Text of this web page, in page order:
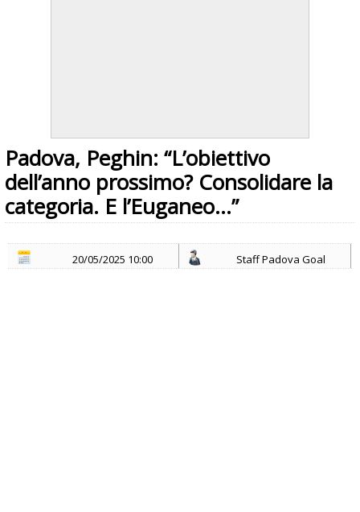
Padova, Peghin: “L’obiettivo
dell’anno prossimo? Consolidare la
categoria. E l’Euganeo…”
20/05/2025 10:00 Staff Padova Goal